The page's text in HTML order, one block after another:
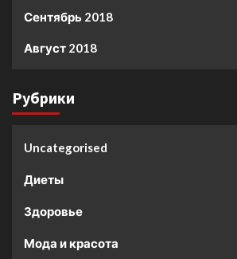
Сентябрь 2018
Август 2018
Рубрики
Uncategorised
Диеты
Здоровье
Мода и красота